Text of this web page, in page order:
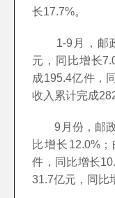
长17.7%。
1-9月，邮政
元，同比增长
成195.4亿件，
收入累计完成
9月份，邮政
比增长12.0%
件，同比增长
31.7亿元，同比